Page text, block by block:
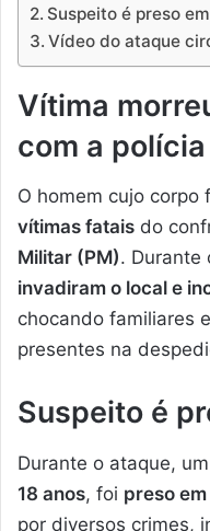
Suspeito é preso
Vídeo do ataque
Vítima
com a polícia
O homem cujo corpo
vítimas fatais do
Militar (PM). Durante
invadiram o local e
chocando familiares
presentes na
Suspeito é
Durante o ataque,
18 anos, foi preso
por diversos crimes,